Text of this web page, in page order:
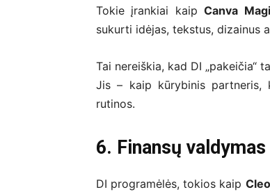
Tokie įrankiai kaipCanva
sukurti idėjas, tekstus, dizainus
Tai nereiškia, kad DI „pakeičia“
Jis – kaip kūrybinis partneris,
rutinos.
6. Finansų
DI programėlės, tokios kaip Cleo